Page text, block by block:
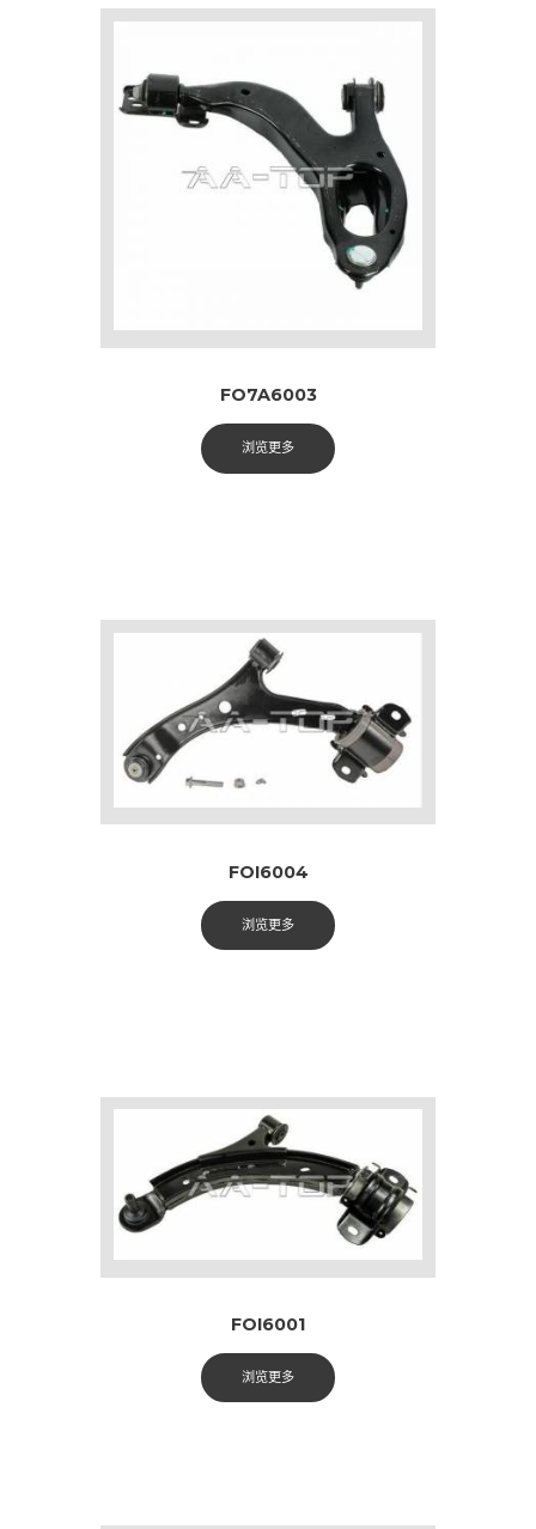
FO7A6003
浏览更多
FOI6004
浏览更多
FOI6001
浏览更多